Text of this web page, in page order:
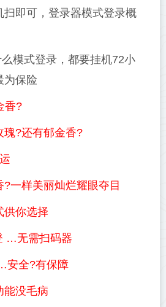
扫即可，登录器模式登录概
模式登录，都要挂机72小
为保险
香?
?还有郁金香?
样美丽灿烂耀眼夺目
你选择
无需扫码器
全?有保障
没毛病